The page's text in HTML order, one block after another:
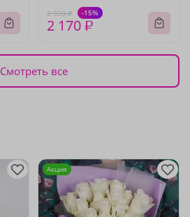
2 550 ₽ -15%
2 170 ₽
Смотреть все
Акция